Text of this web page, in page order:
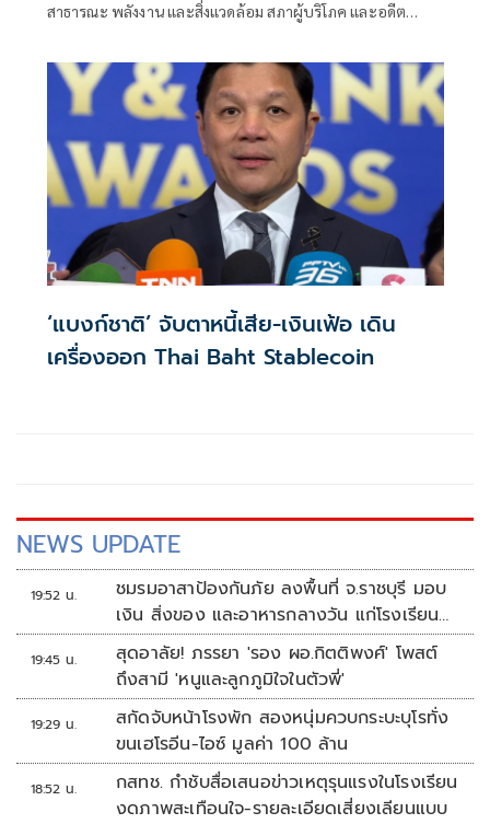
สาธารณะ พลังงาน และสิ่งแวดล้อม สภาผู้บริโภค และอดีต
อนุทินหยุดบริหารบ้านเมืองแบบชิวๆท่ามกลางสถานการณ์โลก
ที่ผันผวน เข้าข่ายสมรู้ร่วมคิดร่วมกับทุนพลังงาน ในการเอา
เปรียบผู้บริโภค ใช่หรือไม่ ?
‘แบงก์ชาติ’ จับตาหนี้เสีย-เงินเฟ้อ เดิน
เครื่องออก Thai Baht Stablecoin
NEWS UPDATE
19:52 น.
ชมรมอาสาป้องกันภัย ลงพื้นที่ จ.ราชบุรี มอบ
เงิน สิ่งของ และอาหารกลางวัน แก่โรงเรียน
บ้านหนองน้ำใส
19:45 น.
สุดอาลัย! ภรรยา 'รอง ผอ.กิตติพงศ์' โพสต์
ถึงสามี 'หนูและลูกภูมิใจในตัวพี่'
19:29 น.
สกัดจับหน้าโรงพัก สองหนุ่มควบกระบะบุโรทั่ง
ขนเฮโรอีน-ไอซ์ มูลค่า 100 ล้าน
18:52 น.
กสทช. กำชับสื่อเสนอข่าวเหตุรุนแรงในโรงเรียน
งดภาพสะเทือนใจ-รายละเอียดเสี่ยงเลียนแบบ